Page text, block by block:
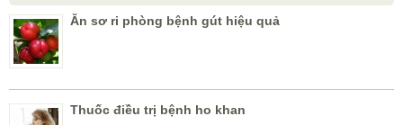
Ăn sơ ri phòng bệnh gút hiệu quả
Thuốc điều trị bệnh ho khan